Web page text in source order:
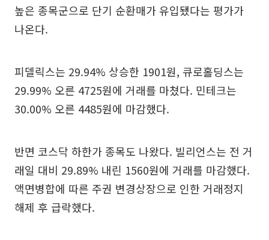
높은 종목군으로 단기 순환매가 유입됐다는 평가가
나온다.
피델릭스는 29.94% 상승한 1901원, 큐로홀딩스는
29.99% 오른 4725원에 거래를 마쳤다. 민테크는
30.00% 오른 4485원에 마감했다.
반면 코스닥 하한가 종목도 나왔다. 빌리언스는 전 거
래일 대비 29.89% 내린 1560원에 거래를 마감했다.
액면병합에 따른 주권 변경상장으로 인한 거래정지
해제 후 급락했다.